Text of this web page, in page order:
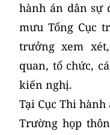
hành án dân sự
mưu Tổng Cục
trưởng xem
quan, tổ chức,
kiến nghị.
Tại Cục Thi
Trường họp